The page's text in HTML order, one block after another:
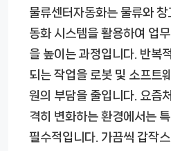
물류센터자동화는 물류와
동화 시스템을 활용하여 업
을 높이는 과정입니다. 반복
되는 작업을 로봇 및 소프트
원의 부담을 줄입니다. 요즘
격히 변화하는 환경에서는
필수적입니다. 가끔씩 갑작